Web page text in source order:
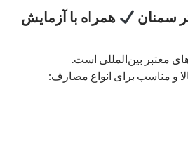
سمنان
همراه با آزمایش
معتبر بین‌المللی است.
و مناسب برای انواع مصارف: